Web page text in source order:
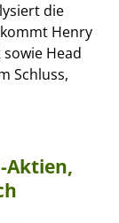
die
Henry
sowie Head
Schluss,
Aktien,